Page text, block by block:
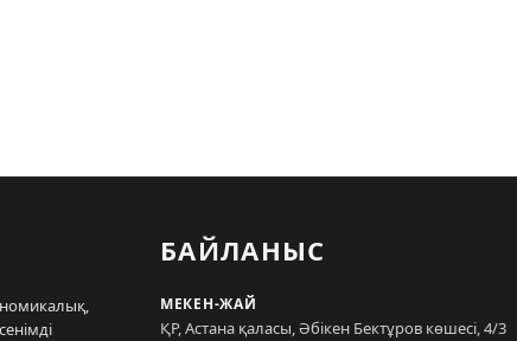
БАЙЛАНЫС
МЕКЕН-ЖАЙ
ҚР, Астана қаласы, Әбікен Бектұров көшесі, 4/3